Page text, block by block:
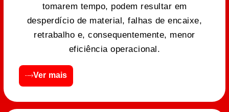
tomarem tempo, podem resultar em
desperdício de material, falhas de encaixe,
retrabalho e, consequentemente, menor
eficiência operacional.
Ver mais